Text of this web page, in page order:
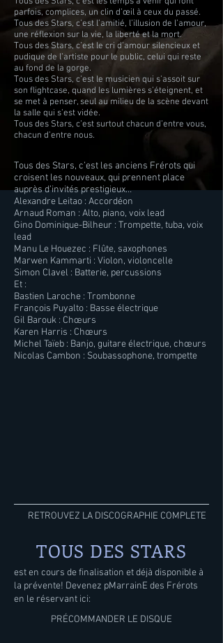
parfois, complices, un clin d’œil à ceux du passé.
Tous des Stars, c’est l’amitié, l’illusion de l’amour,
une réflexion sur la vie, la liberté et la mort.
Tous des Stars, c’est le cri d’amour silencieux et
pudique de l’artiste pour le public, celui qui reste
au fond de la gorge.
Tous des Stars, c’est le musicien qui s’assoit sur
son flightcase, quand les lumières s’éteignent, et
se met à penser, seul au milieu de la scène devant
la salle qui s’est vidée.
Tous des Stars, c’est surtout chacun d’entre vous,
chacun d’entre nous.
Tous des Stars, c’est les anciens Frérots qui
croisent les nouveaux, qui prennent place
auprès d’invités prestigieux…
Alexandre Leitao : Accordéon
Arnaud Roman : Alto, piano, voix lead
Gino Dominique-Bilheur : Trompette, tuba, voix
lead
Manu Le Houezec : Flûte, saxophones
Marwen Kammarti : Violon, violoncelle
Simon Clavel : Batterie, percussions
Et :
Bastien Laroche : Trombonne
François Puyalto : Basse électrique
Gil Barouk : Chœurs
Karen Harris : Chœurs
Michel Taïeb : Banjo, guitare électrique, chœurs
Nicolas Cambon : Soubassophone, trompette
RETROUVEZ LA DISCOGRAPHIE COMPLETE
TOUS DES STARS
est en cours de finalisation et déjà disponible à
la prévente! Devenez pMarrainE des Frérots
en le réservant ici:
PRÉCOMMANDER LE DISQUE